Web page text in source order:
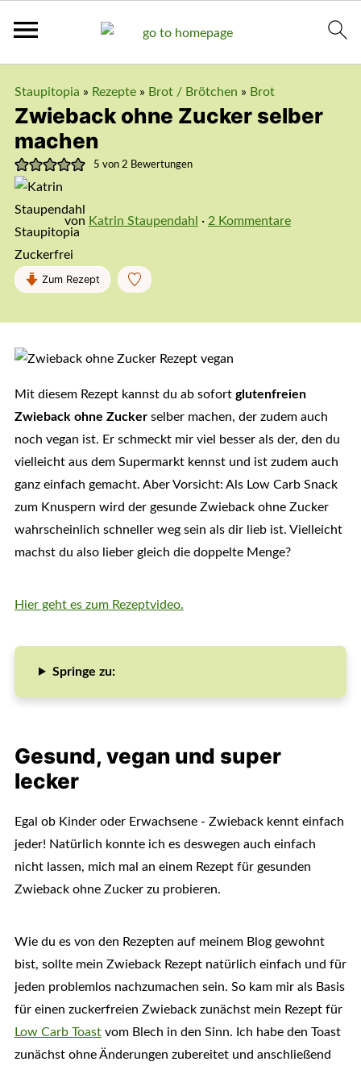
Staupitopia » Rezepte» Brot / Brötchen » Brot
Zwieback ohne Zucker selber
machen
5 von 2 Bewertungen
von Katrin Staupendahl · 2 Kommentare
Zum Rezept
Mit diesem Rezept kannst du ab sofort glutenfreien
Zwieback ohne Zuckerselber machen, der zudem auch
noch vegan ist. Er schmeckt mir viel besser als der, den du
vielleicht aus dem Supermarkt kennst und ist zudem auch
ganz einfach gemacht. Aber Vorsicht: Als Low Carb Snack
zum Knuspern wird der gesunde Zwieback ohne Zucker
wahrscheinlich schneller weg sein als dir lieb ist. Vielleicht
machst du also lieber gleich die doppelte Menge?
Hier geht es zum Rezeptvideo.
Springe zu:
Gesund, vegan und super
lecker
Egal ob Kinder oder Erwachsene - Zwieback kennt einfach
jeder! Natürlich konnte ich es deswegen auch einfach
nicht lassen, mich mal an einem Rezept für gesunden
Zwieback ohne Zucker zu probieren.
Wie du es von den Rezepten auf meinem Blog gewohnt
bist, sollte mein Zwieback Rezept natürlich einfach und für
jeden problemlos nachzumachen sein. So kam mir als Basis
für einen zuckerfreien Zwieback zunächst mein Rezept für
Low Carb Toastvom Blech in den Sinn. Ich habe den Toast
zunächst ohne Änderungen zubereitet und anschließend